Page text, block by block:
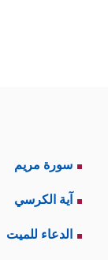
سورة مريم
آية الكرسي
الدعاء للميت